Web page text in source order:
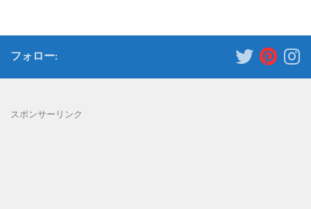
フォロー:
スポンサーリンク